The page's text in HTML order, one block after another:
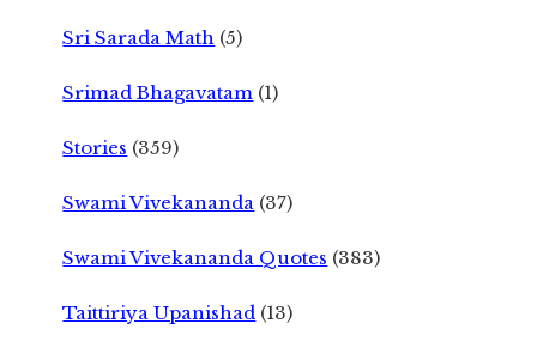
Sri Sarada Math (5)
Srimad Bhagavatam (1)
Stories (359)
Swami Vivekananda (37)
Swami Vivekananda Quotes (383)
Taittiriya Upanishad (13)